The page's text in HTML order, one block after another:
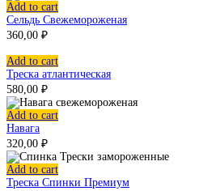
Add to cart
Сельдь Свежемороженая
360,00 ₽
Add to cart
Треска атлантическая
580,00 ₽
Add to cart
Навага
320,00 ₽
Add to cart
Треска Спинки Премиум